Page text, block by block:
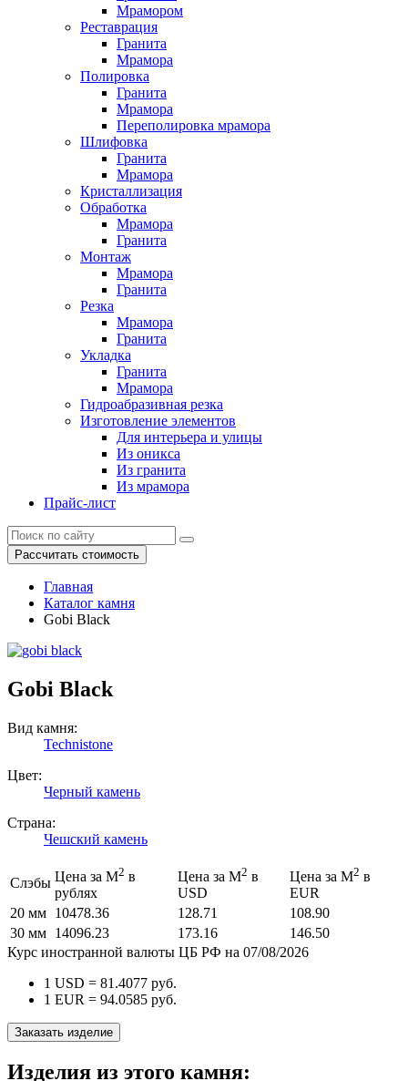
Мрамором
Реставрация
Гранита
Мрамора
Полировка
Гранита
Мрамора
Переполировка мрамора
Шлифовка
Гранита
Мрамора
Кристаллизация
Обработка
Мрамора
Гранита
Монтаж
Мрамора
Гранита
Резка
Мрамора
Гранита
Укладка
Гранита
Мрамора
Гидроабразивная резка
Изготовление элементов
Для интерьера и улицы
Из оникса
Из гранита
Из мрамора
Прайс-лист
Рассчитать стоимость
Главная
Каталог камня
Gobi Black
Gobi Black
Вид камня:
Technistone
Цвет:
Черный камень
Страна:
Чешский камень
Слэбы Цена за М2 в
рублях
Цена за М2 в
USD
Цена за М2 в
EUR
20 мм 10478.36 128.71
108.90
30 мм 14096.23 173.16
146.50
Курс иностранной валюты ЦБ РФ на 07/08/2026
1 USD = 81.4077 руб.
1 EUR = 94.0585 руб.
Заказать изделие
Изделия из этого камня: